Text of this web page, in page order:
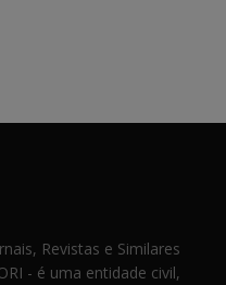
Revistas e Similares
- é uma entidade civil,